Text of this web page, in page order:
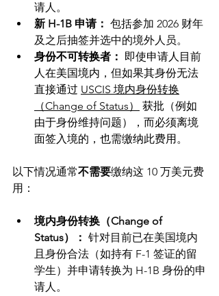
请人。
新 H-1B 申请： 包括参加 2026 财年
及之后抽签并选中的境外人员。
身份不可转换者： 即使申请人目前
人在美国境内，但如果其身份无法
直接通过 USCIS 境内身份转换
（Change of Status）
获批（例如
由于身份维持问题），而必须离境
面签入境的，也需缴纳此费用。
以下情况通常不需要缴纳这 10 万美元费
用：
境内身份转换（Change of
Status）： 针对目前已在美国境内
且身份合法（如持有 F-1 签证的留
学生）并申请转换为 H-1B 身份的申
请人。